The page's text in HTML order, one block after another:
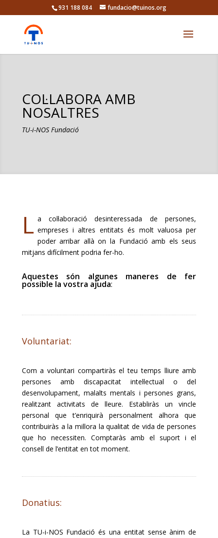
931 188 084 fundacio@tuinos.org
COL·LABORA AMB
NOSALTRES
TU-i-NOS Fundació
L a col·laboració desinteressada de persones,
empreses i altres entitats és molt valuosa per
poder arribar allà on la Fundació amb els seus
mitjans difícilment podria fer-ho.
Aquestes són algunes maneres de fer
possible la vostra ajuda:
Voluntariat:
Com a voluntari compartiràs el teu temps lliure amb
persones amb discapacitat intel·lectual o del
desenvolupament, malalts mentals i persones grans,
realitzant activitats de lleure. Establiràs un vincle
personal que t’enriquirà personalment alhora que
contribuiràs a la millora la qualitat de vida de persones
que ho necessiten. Comptaràs amb el suport i el
consell de l’entitat en tot moment.
Donatius:
La TU-i-NOS Fundació és una entitat sense ànim de